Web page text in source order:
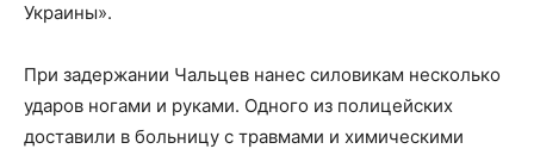
Украины».
При задержании Чальцев нанес силовикам несколько
ударов ногами и руками. Одного из полицейских
доставили в больницу с травмами и химическими